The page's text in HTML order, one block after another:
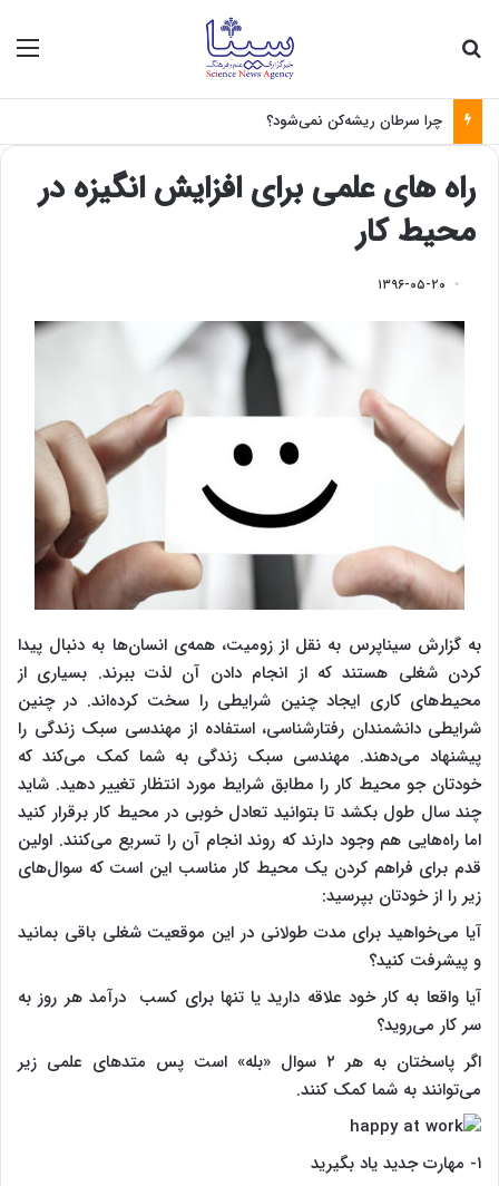
چرا سرطان ریشه‌کن نمی‌شود؟
راه های علمی برای افزایش انگیزه در
محیط کار
۱۳۹۶-۰۵-۲۰
به گزارش سیناپرس به نقل از زومیت، همه‌ی انسان‌ها به دنبال پیدا
کردن شغلی هستند که از انجام دادن آن لذت ببرند. بسیاری از
محیط‌های کاری ایجاد چنین شرایطی را سخت کرده‌اند. در چنین
شرایطی دانشمندان رفتارشناسی، استفاده از مهندسی سبک زندگی را
پیشنهاد می‌دهند. مهندسی سبک زندگی به شما کمک می‌کند که
خودتان جو محیط کار را مطابق شرایط مورد انتظار تغییر دهید. شاید
چند سال طول بکشد تا بتوانید تعادل خوبی در محیط کار برقرار کنید
اما راه‌هایی هم وجود دارند که روند انجام آن را تسریع می‌کنند. اولین
قدم برای فراهم کردن یک محیط کار مناسب این است که سوال‌های
زیر را از خودتان بپرسید:
آیا می‌خواهید برای مدت طولانی در این موقعیت شغلی باقی بمانید
و پیشرفت کنید؟
آیا واقعا به کار خود علاقه دارید یا تنها برای کسب درآمد هر روز به
سر کار می‌روید؟
اگر پاسختان به هر ۲ سوال «بله» است پس متد‌های علمی زیر
می‌توانند به شما کمک کنند.
۱- مهارت جدید یاد بگیرید